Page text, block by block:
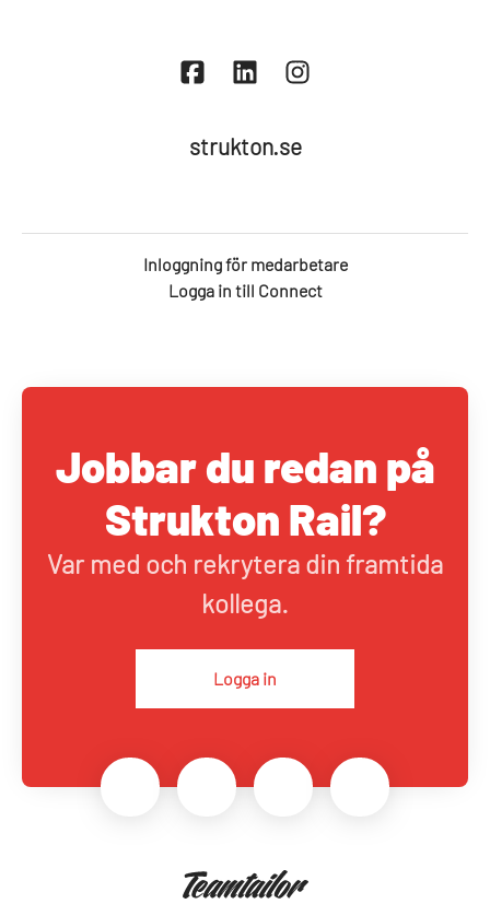
strukton.se
Inloggning för medarbetare
Logga in till Connect
Jobbar du redan på
Strukton Rail?
Var med och rekrytera din framtida
kollega.
Logga in